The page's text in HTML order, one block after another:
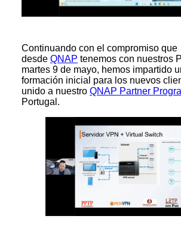
Continuando con el compromiso que
desde QNAP tenemos con nuestros
martes 9 de mayo, hemos impartido
formación inicial para los nuevos
unido a nuestro QNAP Partner
Portugal.